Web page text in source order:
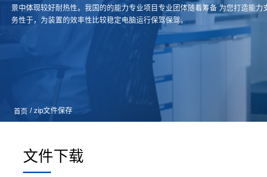
景中体现较好耐热性。我国的的能力专业项目专业团体随着筹备 为您打造能力
务性于，为装置的效率性比较稳定电脑运行保驾保驾。
首页 / zip文件保存
文件下载